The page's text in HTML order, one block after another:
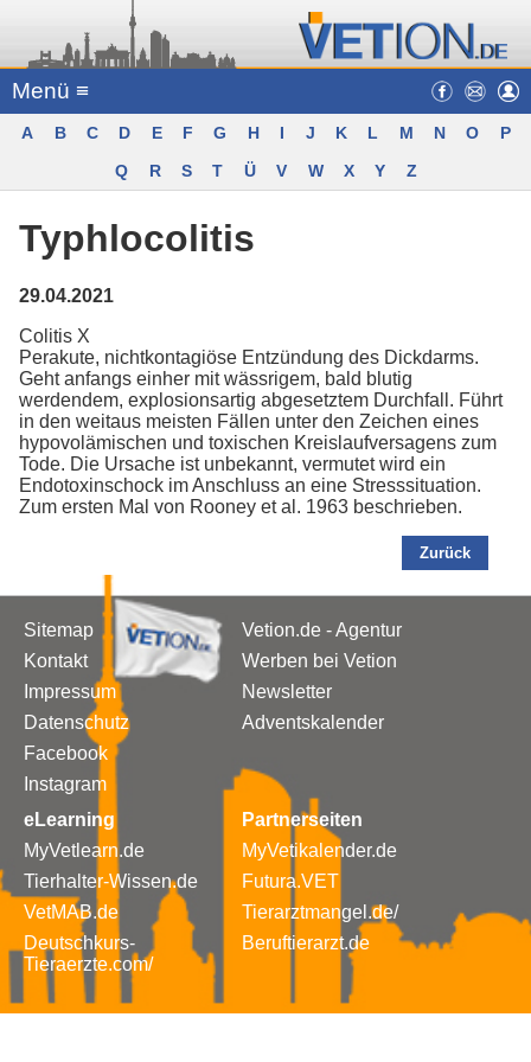
Menü ≡
A B C D E F G H I J K L M N O
P
Q
R S T Ü V W X Y Z
Typhlocolitis
29.04.2021
Colitis X
Perakute, nichtkontagiöse Entzündung des Dickdarms.
Geht anfangs einher mit wässrigem, bald blutig
werdendem, explosionsartig abgesetztem Durchfall. Führt
in den weitaus meisten Fällen unter den Zeichen eines
hypovolämischen und toxischen Kreislaufversagens zum
Tode. Die Ursache ist unbekannt, vermutet wird ein
Endotoxinschock im Anschluss an eine Stresssituation.
Zum ersten Mal von Rooney et al. 1963 beschrieben.
Zurück
Sitemap
Kontakt
Impressum
Datenschutz
Facebook
Instagram
Vetion.de - Agentur
Werben bei Vetion
Newsletter
Adventskalender
eLearning
MyVetlearn.de
Tierhalter-Wissen.de
VetMAB.de
Deutschkurs-
Tieraerzte.com/
Partnerseiten
MyVetikalender.de
Futura.VET
Tierarztmangel.de/
Beruftierarzt.de